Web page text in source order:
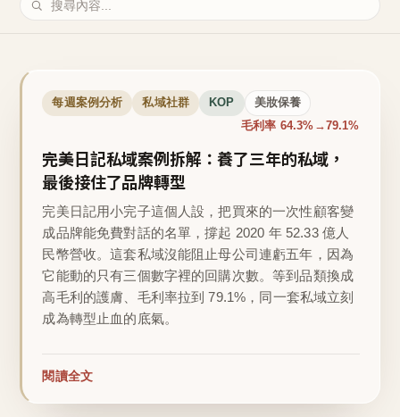
每週案例分析 私域社群 KOP 美妝保養
毛利率 64.3%→79.1%
完美日記私域案例拆解：養了三年的私域，
最後接住了品牌轉型
完美日記用小完子這個人設，把買來的一次性顧客變
成品牌能免費對話的名單，撐起 2020 年 52.33 億人
民幣營收。這套私域沒能阻止母公司連虧五年，因為
它能動的只有三個數字裡的回購次數。等到品類換成
高毛利的護膚、毛利率拉到 79.1%，同一套私域立刻
成為轉型止血的底氣。
閱讀全文